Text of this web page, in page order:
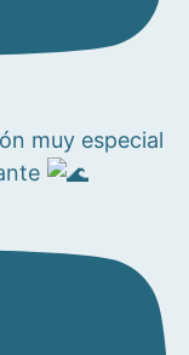
muy especial